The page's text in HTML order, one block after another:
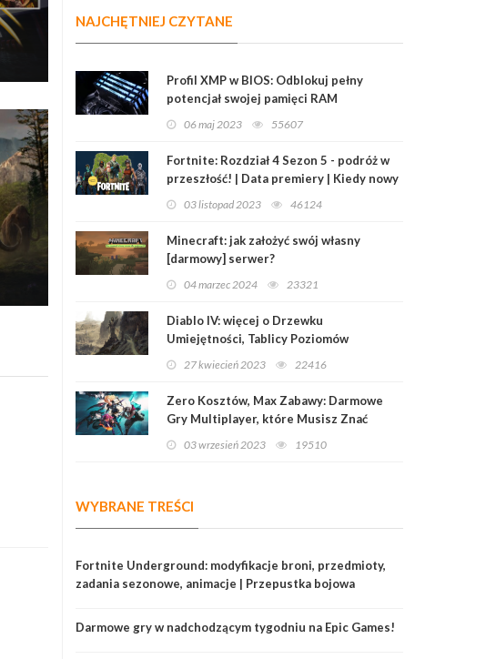
NAJCHĘTNIEJ CZYTANE
Profil XMP w BIOS: Odblokuj pełny
potencjał swojej pamięci RAM
06 maj 2023 55607
Fortnite: Rozdział 4 Sezon 5 - podróż w
przeszłość! | Data premiery | Kiedy nowy
03 listopad 2023 46124
Minecraft: jak założyć swój własny
[darmowy] serwer?
04 marzec 2024 23321
Diablo IV: więcej o Drzewku
Umiejętności, Tablicy Poziomów
Legendarnych
27 kwiecień 2023 22416
Zero Kosztów, Max Zabawy: Darmowe
Gry Multiplayer, które Musisz Znać
03 wrzesień 2023 19510
WYBRANE TREŚCI
Fortnite Underground: modyfikacje broni, przedmioty,
zadania sezonowe, animacje | Przepustka bojowa
Darmowe gry w nadchodzącym tygodniu na Epic Games!